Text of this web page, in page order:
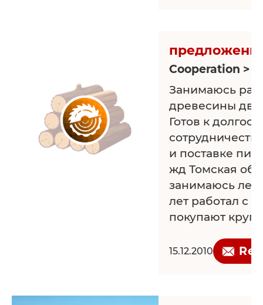
факсу или
Cooperation >
Занимаюсь
древесины
Готов к
и поставке
жд Томская
занимаюсь
лет работал с
покупают
отправлять
ту же схему
15.12.2010